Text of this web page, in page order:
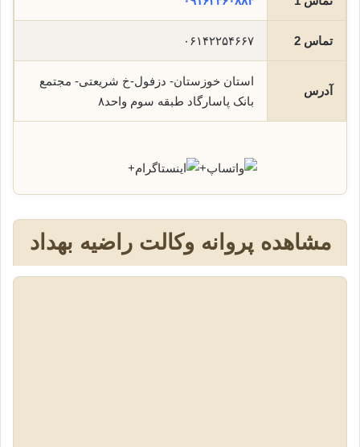
تماس 2 ۰۶۱۴۲۲۵۴۶۶۷
آدرس
استان خوزستان- دزفول-خ شریعتی- مجتمع
بانک پاسارگاد طبقه سوم واحد۸
+
+
مشاهده پروانه وکالت راضیه بهداد